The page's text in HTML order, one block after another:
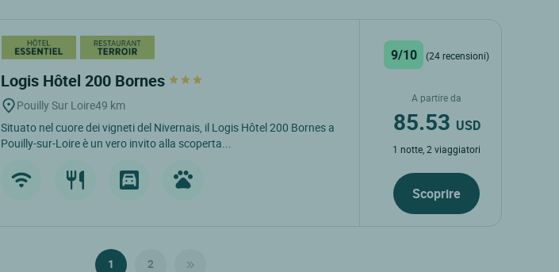
Logis Hôtel 200 Bornes
Pouilly Sur Loire49 km
Situato nel cuore dei vigneti del Nivernais, il Logis Hôtel 200 Bornes a
Pouilly-sur-Loire è un vero invito alla scoperta...
9/10 (24 recensioni)
A partire da
85.53 USD
1 notte, 2 viaggiatori
Scoprire
1 2